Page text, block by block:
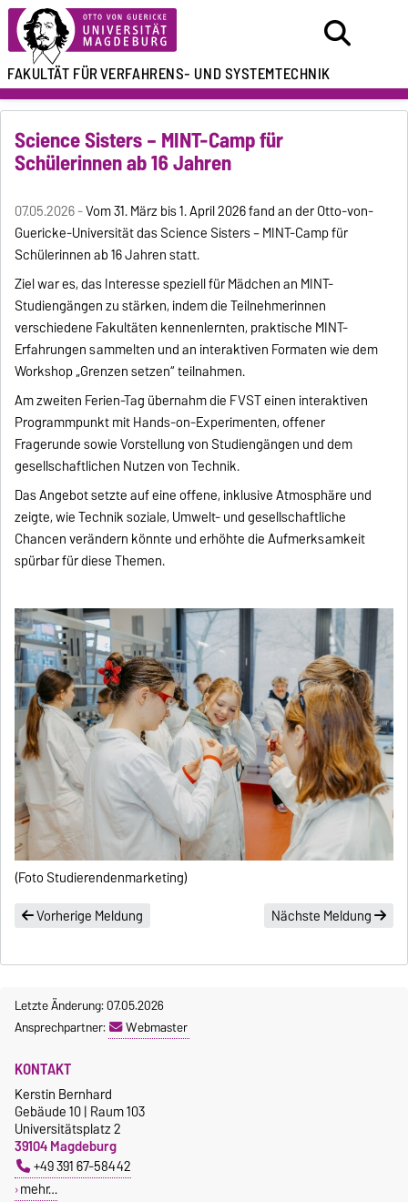
FAKULTÄT FÜRVERFAHRENS- UND SYSTEMTECHNIK
Science Sisters – MINT-Camp für
Schülerinnen ab 16 Jahren
07.05.2026 -Vom 31. März bis 1. April 2026 fand an der Otto-von-
Guericke-Universität das Science Sisters – MINT-Camp für
Schülerinnen ab 16 Jahren statt.
Ziel war es, das Interesse speziell für Mädchen an MINT-
Studiengängen zu stärken, indem die Teilnehmerinnen
verschiedene Fakultäten kennenlernten, praktische MINT-
Erfahrungen sammelten und an interaktiven Formaten wie dem
Workshop „Grenzen setzen“ teilnahmen.
Am zweiten Ferien-Tag übernahm die FVST einen interaktiven
Programmpunkt mit Hands-on-Experimenten, offener
Fragerunde sowie Vorstellung von Studiengängen und dem
gesellschaftlichen Nutzen von Technik.
Das Angebot setzte auf eine offene, inklusive Atmosphäre und
zeigte, wie Technik soziale, Umwelt- und gesellschaftliche
Chancen verändern könnte und erhöhte die Aufmerksamkeit
spürbar für diese Themen.
(Foto Studierendenmarketing)
Vorherige Meldung
Nächste Meldung
Letzte Änderung: 07.05.2026
Ansprechpartner:
Webmaster
KONTAKT
Kerstin Bernhard
Gebäude 10 | Raum 103
Universitätsplatz 2
39104 Magdeburg
+49 391 67-58442
mehr…